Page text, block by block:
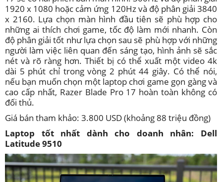
1920 x 1080 hoặc cảm ứng 120Hz và độ phân giải 3840
x 2160. Lựa chọn màn hình đầu tiên sẽ phù hợp cho
những ai thích chơi game, tốc độ làm mới nhanh. Còn
độ phân giải tốt như lựa chọn sau sẽ phù hợp với những
người làm việc liên quan đến sáng tạo, hình ảnh sẽ sắc
nét và rõ ràng hơn. Thiết bị có thể xuất một video 4k
dài 5 phút chỉ trong vòng 2 phút 44 giây. Có thể nói,
nếu bạn muốn chọn một laptop chơi game gọn gàng và
cao cấp nhất, Razer Blade Pro 17 hoàn toàn không có
đối thủ.
Giá bán tham khảo: 3.800 USD (khoảng 88 triệu đồng)
Laptop tốt nhất dành cho doanh nhân: Dell
Latitude 9510